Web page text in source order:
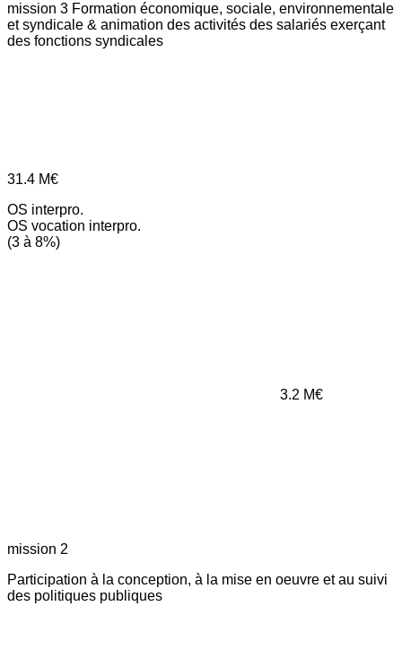
mission 3 Formation économique, sociale, environnementale
et syndicale & animation des activités des salariés exerçant
des fonctions syndicales
31.4 M€
OS interpro.
OS vocation interpro.
(3 à 8%)
3.2 M€
mission 2
Participation à la conception, à la mise en oeuvre et au suivi
des politiques publiques